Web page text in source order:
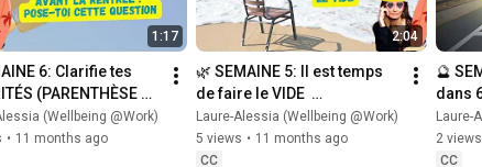
1:17
6: Clarifie tes
(PARENTHÈSE
(Wellbeing @Work)
• 11 months ago
2:04
🌿 SEMAINE 5: Il est temps
de faire le VIDE
(PARENTHÈSE ESTIVALE)
Laure-Alessia (Wellbeing @Work)
5 views • 11 months ago
CC
🔮
dans
Laure-
2 views
CC